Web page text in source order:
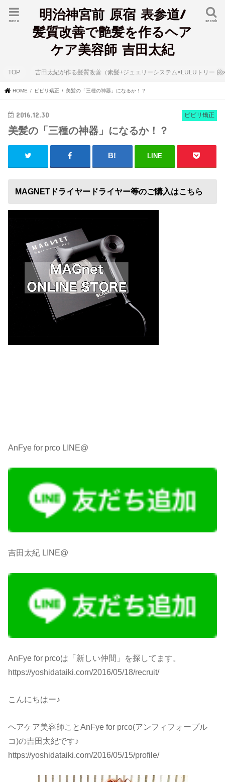
明治神宮前 原宿 表参道/
髪質改善で艶髪を作るヘア
ケア美容師 吉田太紀
search
menu
TOP 吉田太紀が作る髪質改善（素髪+ジュエリーシステム×LULUトリート
HOME ビビリ矯正 美髪の「三種の神器」になるか！？
ビビリ矯正
2016.12.30
美髪の「三種の神器」になるか！？
LINE
MAGNETドライヤードライヤー等のご購入はこちら
AnFye for prco LINE@
吉田太紀 LINE@
AnFye for prcoは「新しい仲間」を探してます。
https://yoshidataiki.com/2016/05/18/recruit/
こんにちはー♪
ヘアケア美容師ことAnFye for prco(アンフィフォープル
コ)の吉田太紀です♪
https://yoshidataiki.com/2016/05/15/profile/